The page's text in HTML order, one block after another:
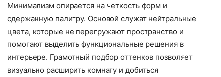
Минимализм опирается на четкость форм и
сдержанную палитру. Основой служат нейтральные
цвета, которые не перегружают пространство и
помогают выделить функциональные решения в
интерьере. Грамотный подбор оттенков позволяет
визуально расширить комнату и добиться